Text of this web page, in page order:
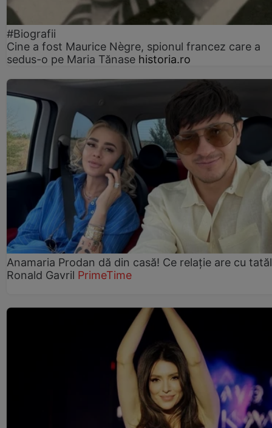
#Biografii
Cine a fost Maurice Nègre, spionul francez care a
sedus-o pe Maria Tănase historia.ro
Anamaria Prodan dă din casă! Ce relație are cu
Ronald Gavril PrimeTime